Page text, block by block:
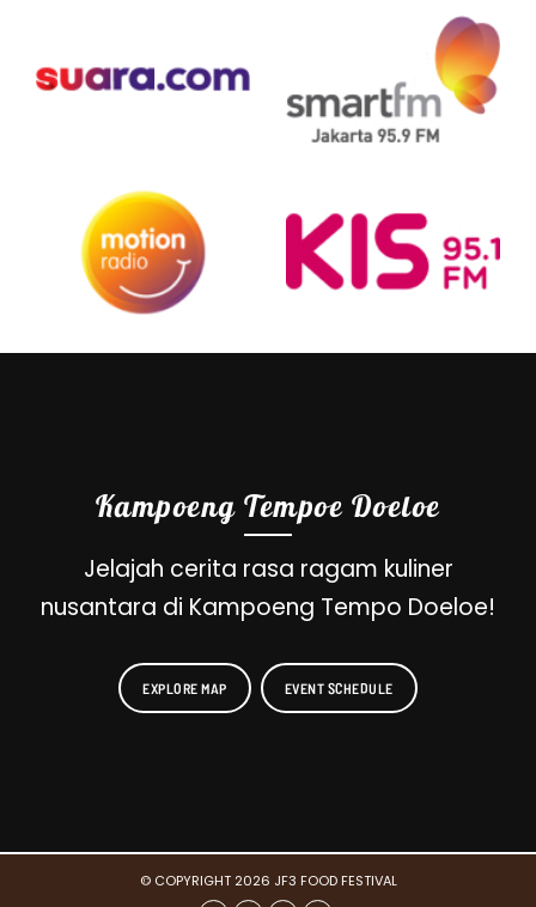
Kampoeng Tempoe Doeloe
Jelajah cerita rasa ragam kuliner
nusantara di Kampoeng Tempo Doeloe!
EXPLORE MAP EVENT SCHEDULE
© COPYRIGHT 2026 JF3 FOOD FESTIVAL